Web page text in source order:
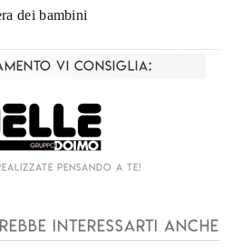
dei bambini
vi consiglia:
pensando a te!
interessarti anche